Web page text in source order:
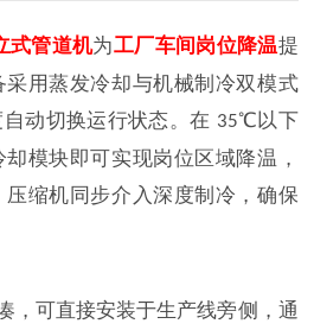
式管道机为工厂车间岗位降温提
用蒸发冷却与机械制冷双模式
动切换运行状态。在 35℃以下
模块即可实现岗位区域降温，
缩机同步介入深度制冷，确保
，可直接安装于生产线旁侧，通